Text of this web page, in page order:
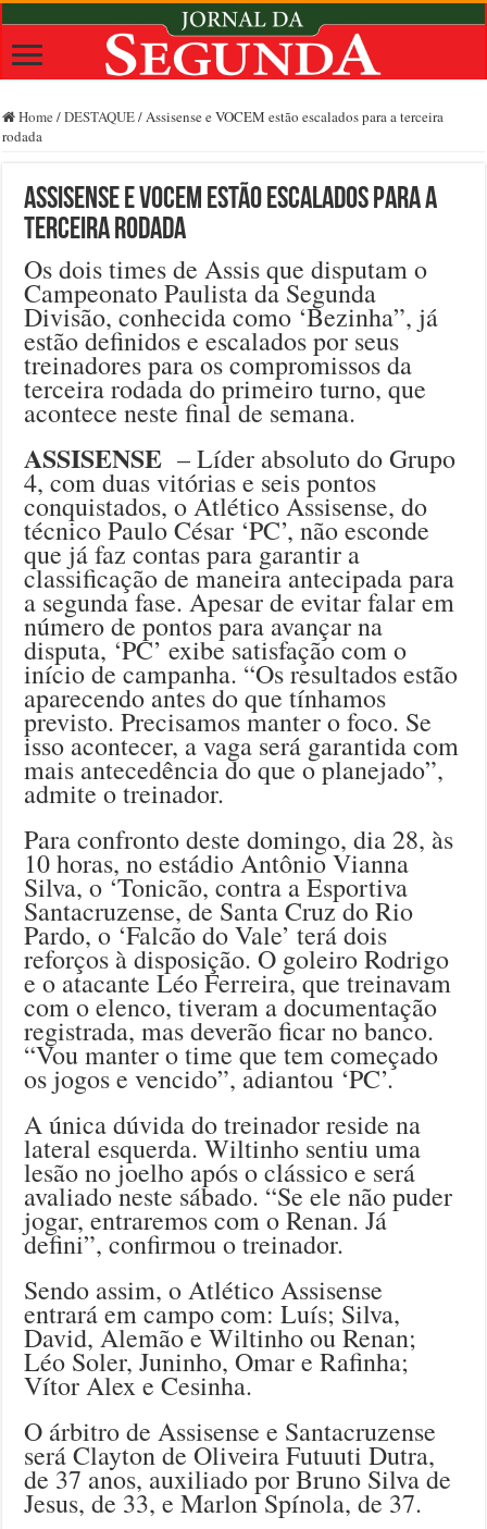
Home /DESTAQUE/Assisense e VOCEM estão escalados para a terceira
rodada
Assisense e VOCEM estão escalados para a
terceira rodada
Os dois times de Assis que disputam o
Campeonato Paulista da Segunda
Divisão, conhecida como ‘Bezinha”, já
estão definidos e escalados por seus
treinadores para os compromissos da
terceira rodada do primeiro turno, que
acontece neste final de semana.
ASSISENSE – Líder absoluto do Grupo
4, com duas vitórias e seis pontos
conquistados, o Atlético Assisense, do
técnico Paulo César ‘PC’, não esconde
que já faz contas para garantir a
classificação de maneira antecipada para
a segunda fase. Apesar de evitar falar em
número de pontos para avançar na
disputa, ‘PC’ exibe satisfação com o
início de campanha. “Os resultados estão
aparecendo antes do que tínhamos
previsto. Precisamos manter o foco. Se
isso acontecer, a vaga será garantida com
mais antecedência do que o planejado”,
admite o treinador.
Para confronto deste domingo, dia 28, às
10 horas, no estádio Antônio Vianna
Silva, o ‘Tonicão, contra a Esportiva
Santacruzense, de Santa Cruz do Rio
Pardo, o ‘Falcão do Vale’ terá dois
reforços à disposição. O goleiro Rodrigo
e o atacante Léo Ferreira, que treinavam
com o elenco, tiveram a documentação
registrada, mas deverão ficar no banco.
“Vou manter o time que tem começado
os jogos e vencido”, adiantou ‘PC’.
A única dúvida do treinador reside na
lateral esquerda. Wiltinho sentiu uma
lesão no joelho após o clássico e será
avaliado neste sábado. “Se ele não puder
jogar, entraremos com o Renan. Já
defini”, confirmou o treinador.
Sendo assim, o Atlético Assisense
entrará em campo com: Luís; Silva,
David, Alemão e Wiltinho ou Renan;
Léo Soler, Juninho, Omar e Rafinha;
Vítor Alex e Cesinha.
O árbitro de Assisense e Santacruzense
será Clayton de Oliveira Futuuti Dutra,
de 37 anos, auxiliado por Bruno Silva de
Jesus, de 33, e Marlon Spínola, de 37.